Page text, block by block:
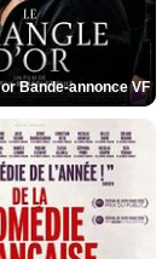
Bande-annonce VF